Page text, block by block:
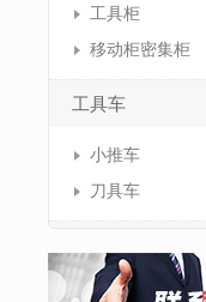
工具柜
移动柜密集柜
工具车
小推车
刀具车